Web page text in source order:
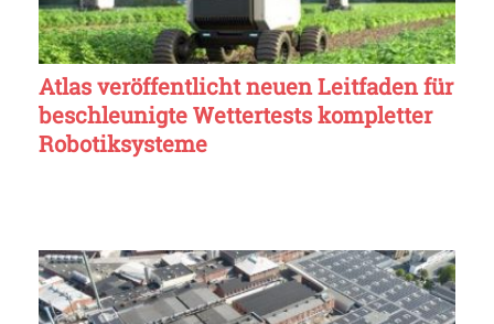
Atlas veröffentlicht neuen Leitfaden für
beschleunigte Wettertests kompletter
Robotiksysteme